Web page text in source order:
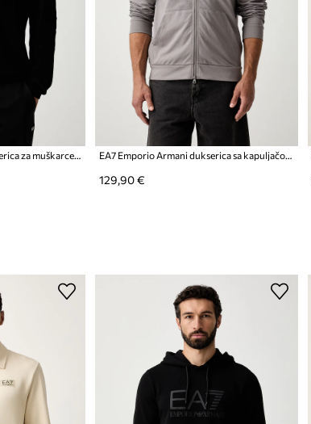
EA7 Emporio Armani dukserica za muškarce od pamuka EA7 Emporio Armani dukserica sa kapuljačom za muškarce
129,90 €